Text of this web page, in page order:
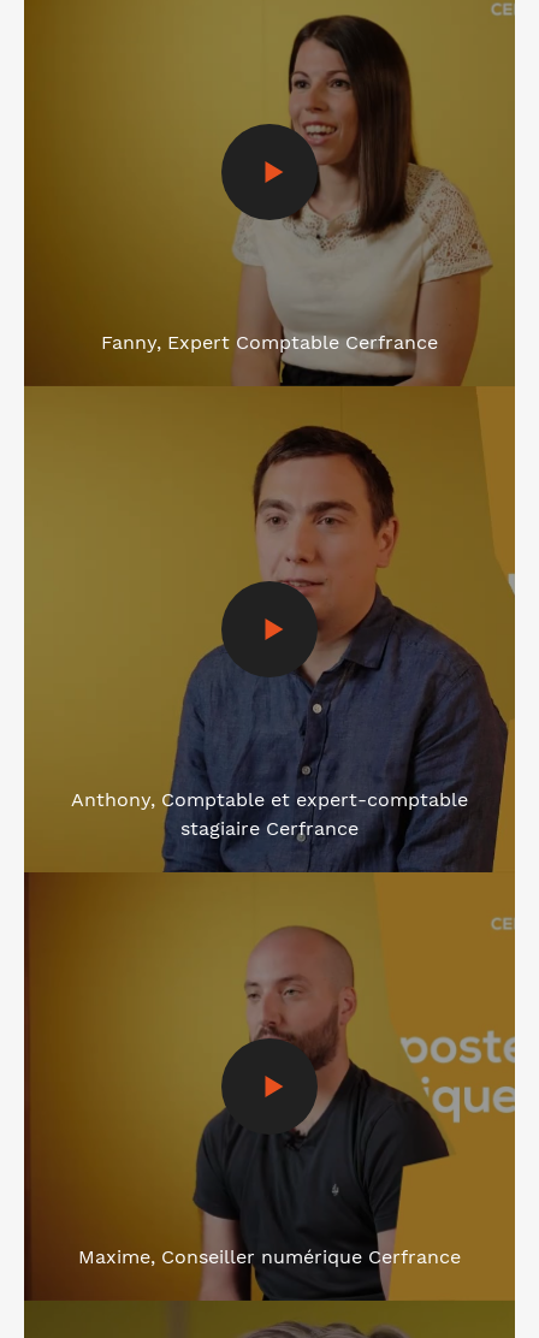
Fanny, Expert Comptable Cerfrance
Anthony, Comptable et expert-comptable
stagiaire Cerfrance
Maxime, Conseiller numérique Cerfrance